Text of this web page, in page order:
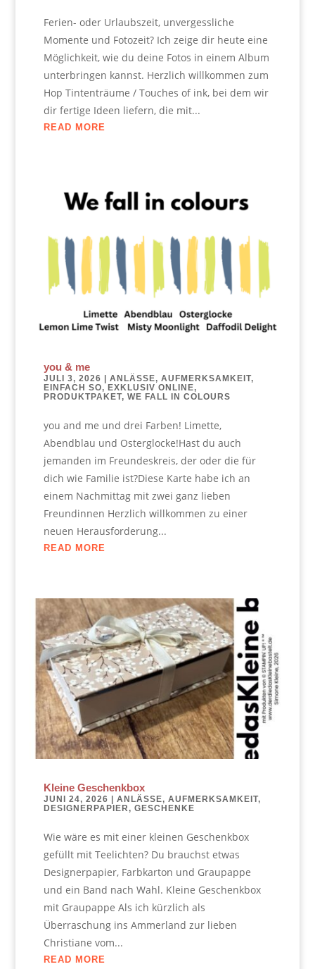
Ferien- oder Urlaubszeit, unvergessliche
Momente und Fotozeit? Ich zeige dir heute eine
Möglichkeit, wie du deine Fotos in einem Album
unterbringen kannst. Herzlich willkommen zum
Hop Tintenträume / Touches of ink, bei dem wir
dir fertige Ideen liefern, die mit...
READ MORE
you & me
JULI 3, 2026 ANLÄSSE, AUFMERKSAMKEIT,
EINFACH SO, EXKLUSIV ONLINE,
PRODUKTPAKET, WE FALL IN COLOURS
you and me und drei Farben! Limette,
Abendblau und Osterglocke!Hast du auch
jemanden im Freundeskreis, der oder die für
dich wie Familie ist?Diese Karte habe ich an
einem Nachmittag mit zwei ganz lieben
Freundinnen Herzlich willkommen zu einer
neuen Herausforderung...
READ MORE
Kleine Geschenkbox
JUNI 24, 2026 | ANLÄSSE, AUFMERKSAMKEIT,
DESIGNERPAPIER, GESCHENKE
Wie wäre es mit einer kleinen Geschenkbox
gefüllt mit Teelichten? Du brauchst etwas
Designerpapier, Farbkarton und Graupappe
und ein Band nach Wahl. Kleine Geschenkbox
mit Graupappe Als ich kürzlich als
Überraschung ins Ammerland zur lieben
Christiane vom...
READ MORE